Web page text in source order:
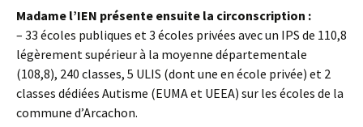
Madame l’IEN présente ensuite la circonscription :
– 33 écoles publiques et 3 écoles privées avec un IPS de 110,8
légèrement supérieur à la moyenne départementale
(108,8), 240 classes, 5 ULIS (dont une en école privée) et 2
classes dédiées Autisme (EUMA et UEEA) sur les écoles de la
commune d’Arcachon.